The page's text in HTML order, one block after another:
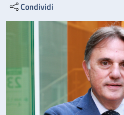
Condividi